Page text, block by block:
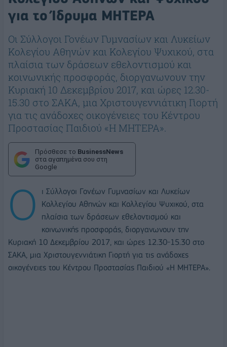
για το Ίδρυμα ΜΗΤΕΡΑ
Οι Σύλλογοι Γονέων Γυμνασίων και Λυκείων
Κολεγίου Αθηνών και Κολεγίου Ψυχικού, στα
πλαίσια των δράσεων εθελοντισμού και
κοινωνικής προσφοράς, διοργανωνουν την
Κυριακή 10 Δεκεμβρίου 2017, και ώρες 12.30-
15.30 στο ΣΑΚΑ, μια Χριστουγεννιάτικη Γιορτή
για τις ανάδοχες οικογένειες του Κέντρου
Προστασίας Παιδιού «Η ΜΗΤΕΡΑ».
Πρόσθεσε το BusinessNews
στα αγαπημένα σου στη
Google
Ο
ι Σύλλογοι Γονέων Γυμνασίων και Λυκείων
Κολλεγίου Αθηνών και Κολλεγίου Ψυχικού, στα
πλαίσια των δράσεων εθελοντισμού και
κοινωνικής προσφοράς, διοργανωνουν την
Κυριακή 10 Δεκεμβρίου 2017, και ώρες 12.30-15.30 στο
ΣΑΚΑ, μια Χριστουγεννιάτικη Γιορτή για τις ανάδοχες
οικογένειες του Κέντρου Προστασίας Παιδιού «Η ΜΗΤΕΡΑ».